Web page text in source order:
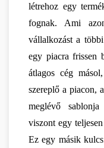
létrehoz egy
fognak. Ami
vállalkozást a
egy piacra frissen
átlagos cég
szereplő a piacon,
meglévő
viszont egy
Ez egy másik